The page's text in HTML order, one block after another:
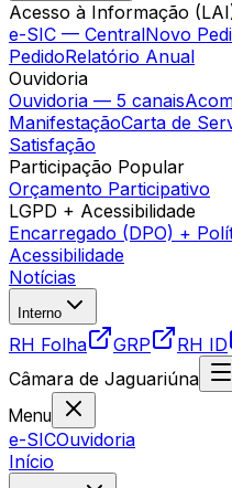
Acesso à Informação
e-SIC — CentralNovo
PedidoRelatório Anual
Ouvidoria
Ouvidoria — 5 canais
ManifestaçãoCarta de
Satisfação
Participação Popular
Orçamento Participativo
LGPD + Acessibilidade
Encarregado (DPO) +
Acessibilidade
Notícias
Interno
RH Folha GRP
RH ID
Câmara de Jaguariúna
Menu
e-SICOuvidoria
Início